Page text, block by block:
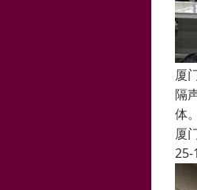
厦
隔
体
厦
25-